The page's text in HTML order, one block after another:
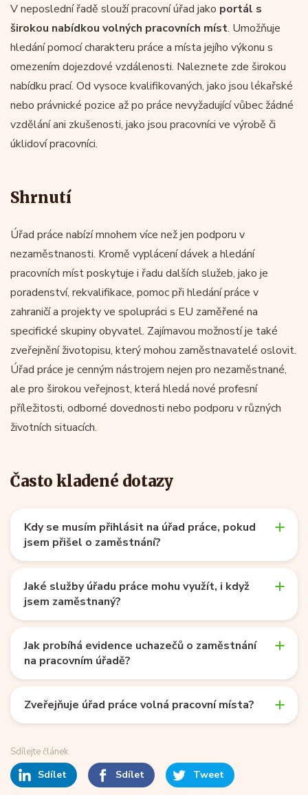
V neposlední řadě slouží pracovní úřad jako portál s
širokou nabídkou volných pracovních míst. Umožňuje
hledání pomocí charakteru práce a místa jejího výkonu s
omezením dojezdové vzdálenosti. Naleznete zde širokou
nabídku prací. Od vysoce kvalifikovaných, jako jsou lékařské
nebo právnické pozice až po práce nevyžadující vůbec žádné
vzdělání ani zkušenosti, jako jsou pracovníci ve výrobě či
úklidoví pracovníci.
Shrnutí
Úřad práce nabízí mnohem více než jen podporu v
nezaměstnanosti. Kromě vyplácení dávek a hledání
pracovních míst poskytuje i řadu dalších služeb, jako je
poradenství, rekvalifikace, pomoc při hledání práce v
zahraničí a projekty ve spolupráci s EU zaměřené na
specifické skupiny obyvatel. Zajímavou možností je také
zveřejnění životopisu, který mohou zaměstnavatelé oslovit.
Úřad práce je cenným nástrojem nejen pro nezaměstnané,
ale pro širokou veřejnost, která hledá nové profesní
příležitosti, odborné dovednosti nebo podporu v různých
životních situacích.
Často kladené dotazy
Kdy se musím přihlásit na úřad práce, pokud
jsem přišel o zaměstnání?
Jaké služby úřadu práce mohu využít, i když
jsem zaměstnaný?
Jak probíhá evidence uchazečů o zaměstnání
na pracovním úřadě?
Zveřejňuje úřad práce volná pracovní místa?
Sdílejte článek
Sdílet Sdílet Tweet